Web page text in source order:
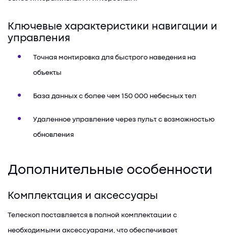
Ключевые характеристики навигации и
управления
Точная монтировка для быстрого наведения на
объекты
База данных с более чем 150 000 небесных тел
Удаленное управление через пульт с возможностью
обновления
Дополнительные особенности
Комплектация и аксессуары
Телескоп поставляется в полной комплектации с
необходимыми аксессуарами, что обеспечивает